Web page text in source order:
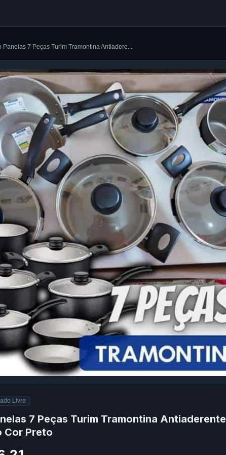
Panelas 7 Peças Turim Tramontina Antiadere...
Livre
7 Peças Turim Tramontina Antiaderente
Cor Preto